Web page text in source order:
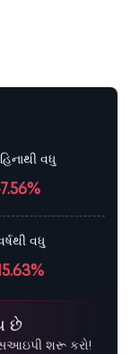
વધુ
વધુ
છે
શરૂ કરો!